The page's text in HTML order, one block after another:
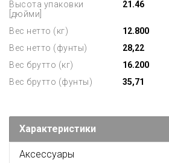
Высота упаковки
[дюйми]
21.46
Вес нетто (кг)
12.800
Вес нетто (фунты)
28,22
Вес брутто (кг)
16.200
Вес брутто (фунты)
35,71
Характеристики
Аксессуары